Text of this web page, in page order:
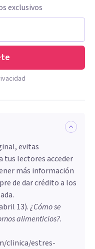
exclusivos
evitas
tus lectores acceder
más información
de dar crédito a los
13).¿Cómo se
alimenticios?.
clinica/estres-